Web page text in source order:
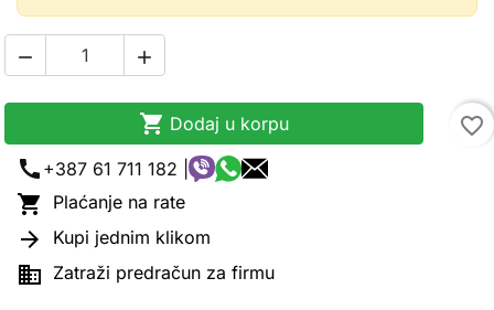
 
 Dodaj u korpu
favorite_border
call +387 61 711 182 |
 Plaćanje na rate
 Kupi jednim klikom
 Zatraži predračun za firmu